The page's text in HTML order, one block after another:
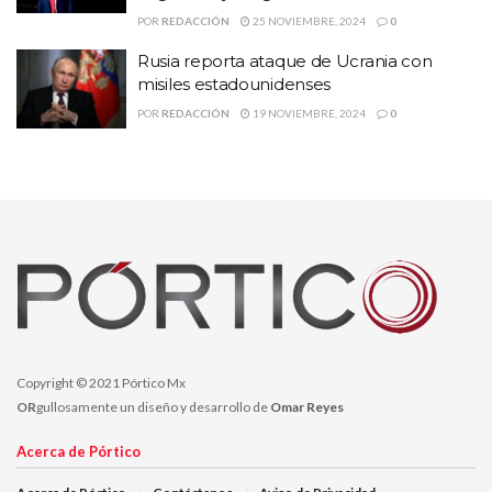
POR REDACCIÓN 25 NOVIEMBRE, 2024 0
Rusia reporta ataque de Ucrania con
misiles estadounidenses
POR REDACCIÓN 19 NOVIEMBRE, 2024 0
Copyright © 2021 Pórtico Mx
ORgullosamente un diseño y desarrollo de Omar Reyes
Acerca de Pórtico